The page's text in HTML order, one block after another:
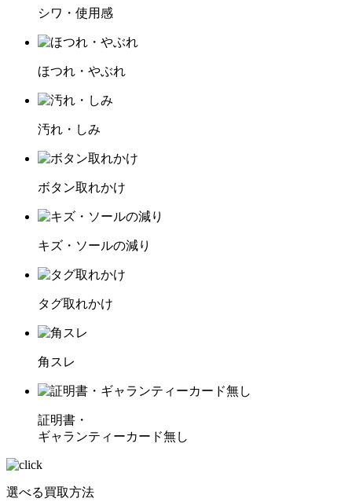
シワ・使用感
ほつれ・やぶれ
汚れ・しみ
ボタン取れかけ
キズ・ソールの減り
タグ取れかけ
角スレ
証明書・
ギャランティーカード無し
選べる買取方法